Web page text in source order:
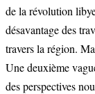
de la révolution
désavantage des
travers la région.
Une deuxième
des perspectives